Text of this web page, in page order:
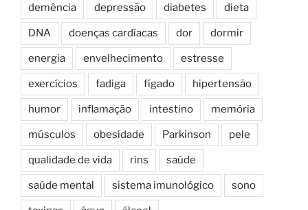
demência depressão diabetes dieta
DNA doenças cardíacas dor dormir
energia envelhecimento estresse
exercícios fadiga fígado hipertensão
humor inflamação intestino memória
músculos obesidade Parkinson pele
qualidade de vida rins saúde
saúde mental sistema imunológico sono